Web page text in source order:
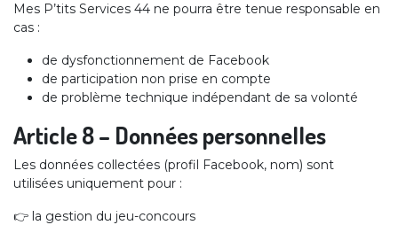
Mes P’tits Services 44 ne pourra être tenue responsable en
cas :
de dysfonctionnement de Facebook
de participation non prise en compte
de problème technique indépendant de sa volonté
Article 8 – Données personnelles
Les données collectées (profil Facebook, nom) sont
utilisées uniquement pour :
👉 la gestion du jeu-concours